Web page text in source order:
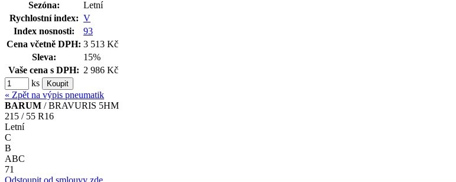
Sezóna:
Letní
Rychlostní index: V
Index nosnosti:
93
Cena včetně DPH: 3 513 Kč
Sleva:
15%
Vaše cena s DPH: 2 986 Kč
ks
« Zpět na výpis pneumatik
BARUM / BRAVURIS 5HM
215 / 55 R16
Letní
C
B
ABC
71
Odstoupit od smlouvy zde